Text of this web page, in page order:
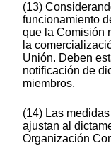
(13)
funcionamiento
que la Comisión
la
Unión. Deben
notificación de
miembros.
(14) Las
ajustan al
Organización